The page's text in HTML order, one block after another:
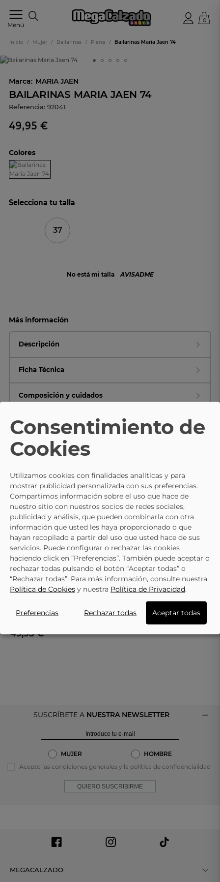
Menú
online
0
Inicio / Mujer / Bailarinas / Plana / Bailarinas Maria Jaen 74
Marca: MARIA JAEN
BAILARINAS MARIA JAEN 74
Referencia: 92041
49,95 €
Colores
Selecciona tu talla
37
No está mi talla AVISADME
Más información
Descripción
Ficha Técnica
Composición y cuidados
TE PUEDE INTERESAR
SKYDIVA
Bailarinas SKYDIVA M4116 Verdes
26,95 € 29,95 €
LO ÚLTIMO QUE HAS VISTO
MARIA JAEN
49,95 €
SUSCRÍBETE A NUESTRA NEWSLETTER
MUJER
HOMBRE
Acepto las condiciones generales y la política de confidencialidad
QUIERO SUSCRIBIRME
MEGACALZADO
Consentimiento de
Cookies
Utilizamos cookies con finalidades analíticas y para
mostrar publicidad personalizada con sus preferencias.
Compartimos información sobre el uso que hace de
nuestro sitio con nuestros socios de redes sociales,
publicidad y análisis, que pueden combinarla con otra
información que usted les haya proporcionado o que
hayan recopilado a partir del uso que usted hace de sus
servicios. Puede configurar o rechazar las cookies
haciendo click en “Preferencias”. También puede aceptar o
rechazar todas pulsando el botón “Aceptar todas” o
“Rechazar todas”. Para más información, consulte nuestra
Política de Cookies y nuestra Política de Privacidad.
Preferencias Rechazar todas Aceptar todas